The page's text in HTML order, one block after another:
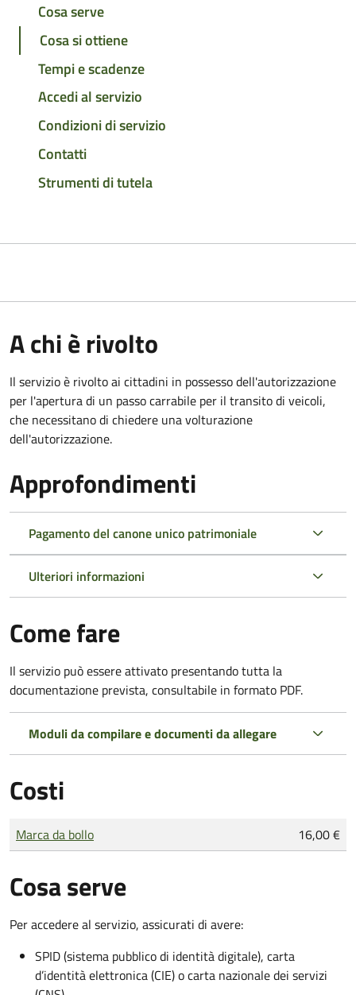
Cosa serve
Cosa si ottiene
Tempi e scadenze
Accedi al servizio
Condizioni di servizio
Contatti
Strumenti di tutela
A chi è rivolto
Il servizio è rivolto ai cittadini in possesso dell'autorizzazione
per l'apertura di un passo carrabile per il transito di veicoli,
che necessitano di chiedere una volturazione
dell'autorizzazione.
Approfondimenti
Pagamento del canone unico patrimoniale
Ulteriori informazioni
Come fare
Il servizio può essere attivato presentando tutta la
documentazione prevista, consultabile in formato PDF.
Moduli da compilare e documenti da allegare
Costi
Tipo di pagamento
Importo
Marca da bollo 16,00 €
Cosa serve
Per accedere al servizio, assicurati di avere:
SPID (sistema pubblico di identità digitale), carta
d’identità elettronica (CIE) o carta nazionale dei servizi